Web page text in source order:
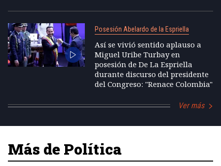
Posesión Abelardo de la Espriella
Así se vivió sentido aplauso a
Miguel Uribe Turbay en
posesión de De La Espriella
durante discurso del presidente
del Congreso: "Renace Colombia"
Ver más
Más de Política